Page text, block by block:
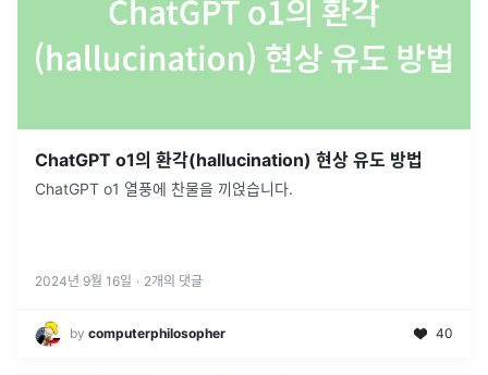
ChatGPT o1의 환각(hallucination) 현상 유도 방법
ChatGPT o1 열풍에 찬물을 끼얹습니다.
2024년 9월 16일 · 2개의 댓글
by computerphilosopher 40